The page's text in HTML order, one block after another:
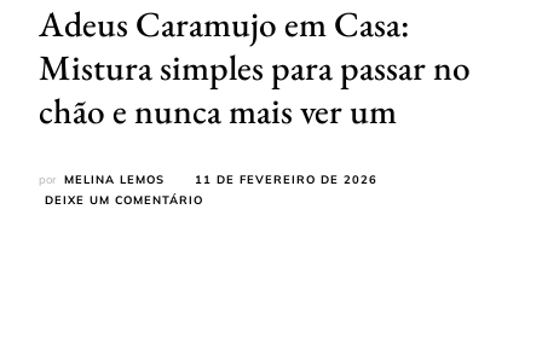
Adeus Caramujo em Casa:
Mistura simples para passar no
chão e nunca mais ver um
por MELINA LEMOS
11 DE FEVEREIRO DE 2026
DEIXE UM COMENTÁRIO